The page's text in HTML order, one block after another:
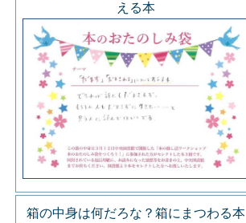
える本
箱の中身は何だろな？箱にまつわる本